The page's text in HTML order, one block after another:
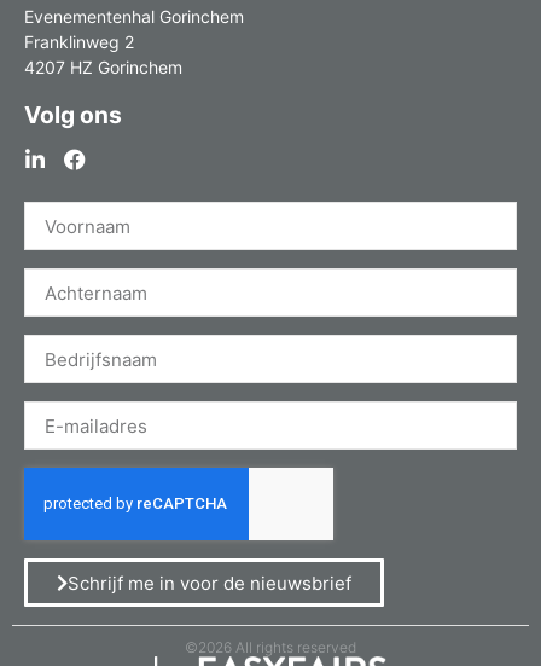
Evenementenhal Gorinchem
Franklinweg 2
4207 HZ Gorinchem
Volg ons
Schrijf me in voor de nieuwsbrief
©2026 All rights reserved